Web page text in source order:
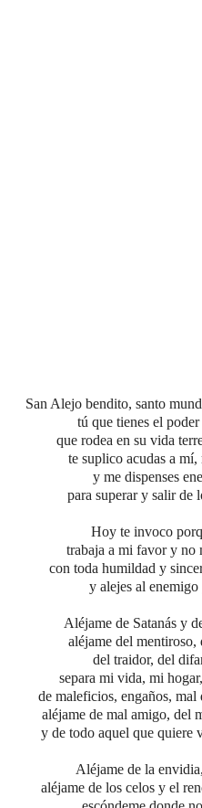
San Alejo bendito, santo
tú que tienes el
que rodea en su vida
te suplico acudas a
y me dispenses
para superar y salir de
Hoy te invoco
trabaja a mi favor y no
con toda humildad y
y alejes al
Aléjame de Satanás y
aléjame del
del traidor, del
separa mi vida, mi
de maleficios, engaños, mal
aléjame de mal amigo, del
y de todo aquel que quiere
Aléjame de la envidia,
aléjame de los celos y el